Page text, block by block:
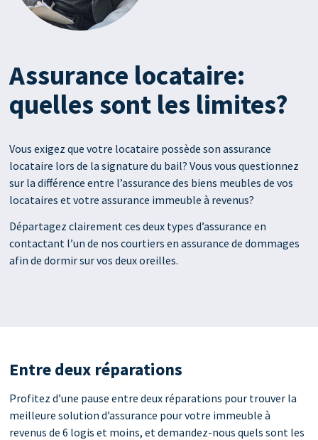
Assurance locataire:
quelles sont les limites?
Vous exigez que votre locataire possède son assurance
locataire lors de la signature du bail? Vous vous questionnez
sur la différence entre l’assurance des biens meubles de vos
locataires et votre assurance immeuble à revenus?
Départagez clairement ces deux types d’assurance en
contactant l’un de nos courtiers en assurance de dommages
afin de dormir sur vos deux oreilles.
Entre deux réparations
Profitez d’une pause entre deux réparations pour trouver la
meilleure solution d’assurance pour votre immeuble à
revenus de 6 logis et moins, et demandez-nous quels sont les